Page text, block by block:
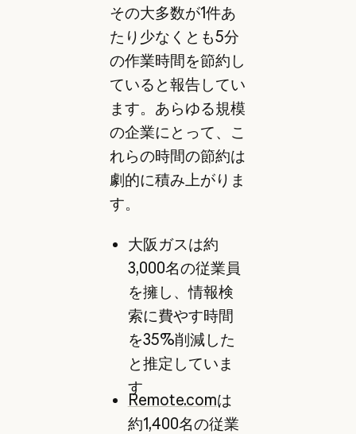
その大多数が1件あ
たり少なくとも5分
の作業時間を節約し
ていると報告してい
ます。あらゆる規模
の企業にとって、こ
れらの時間の節約は
劇的に積み上がりま
す。
大阪ガスは約
3,000名の従業員
を擁し、情報検
索に費やす時間
を35%削減した
と推定していま
す
Remote.comは
約1,400名の従業